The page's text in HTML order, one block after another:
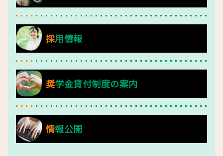
採用情報
奨学金貸付制度の案内
情報公開